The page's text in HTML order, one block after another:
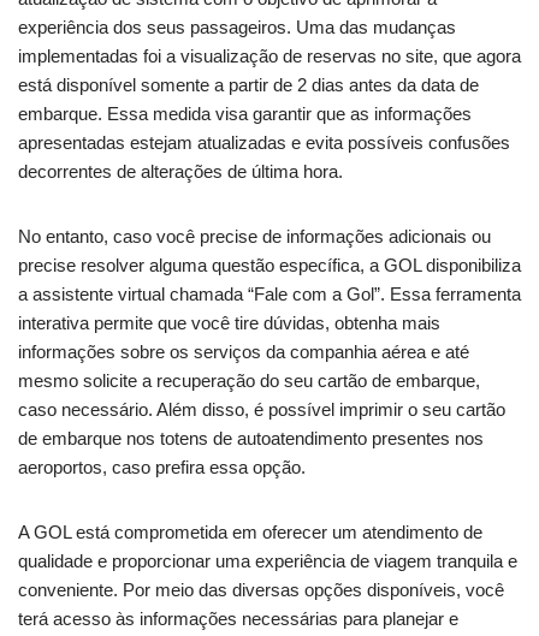
experiência dos seus passageiros. Uma das mudanças
implementadas foi a visualização de reservas no site, que agora
está disponível somente a partir de 2 dias antes da data de
embarque. Essa medida visa garantir que as informações
apresentadas estejam atualizadas e evita possíveis confusões
decorrentes de alterações de última hora.
No entanto, caso você precise de informações adicionais ou
precise resolver alguma questão específica, a GOL disponibiliza
a assistente virtual chamada “Fale com a Gol”. Essa ferramenta
interativa permite que você tire dúvidas, obtenha mais
informações sobre os serviços da companhia aérea e até
mesmo solicite a recuperação do seu cartão de embarque,
caso necessário. Além disso, é possível imprimir o seu cartão
de embarque nos totens de autoatendimento presentes nos
aeroportos, caso prefira essa opção.
A GOL está comprometida em oferecer um atendimento de
qualidade e proporcionar uma experiência de viagem tranquila e
conveniente. Por meio das diversas opções disponíveis, você
terá acesso às informações necessárias para planejar e